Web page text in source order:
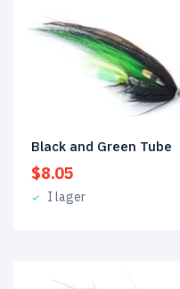
Black and Green Tube
$8.05
I lager